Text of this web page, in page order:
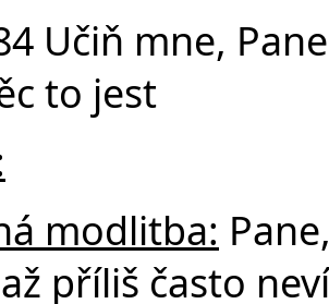
Učiň mne,
to jest
modlitba:
příliš často